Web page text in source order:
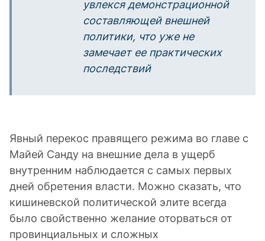
увлекся демонстрационной
составляющей внешней
политики, что уже не
замечает ее практических
последствий
Явный перекос правящего режима во главе с
Майей Санду на внешние дела в ущерб
внутренним наблюдается с самых первых
дней обретения власти. Можно сказать, что
кишиневской политической элите всегда
было свойственно желание оторваться от
провинциальных и сложных